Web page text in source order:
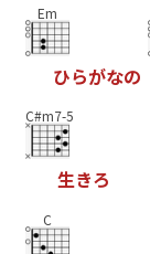
Em
ひらがなの
C#m7-5
生きろ
C